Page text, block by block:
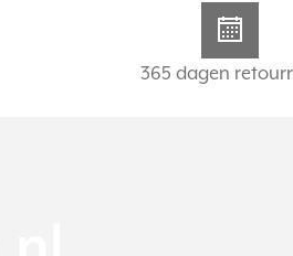
365 dagen